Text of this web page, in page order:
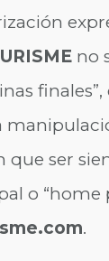
no
finales”,
que ser
o “home
.